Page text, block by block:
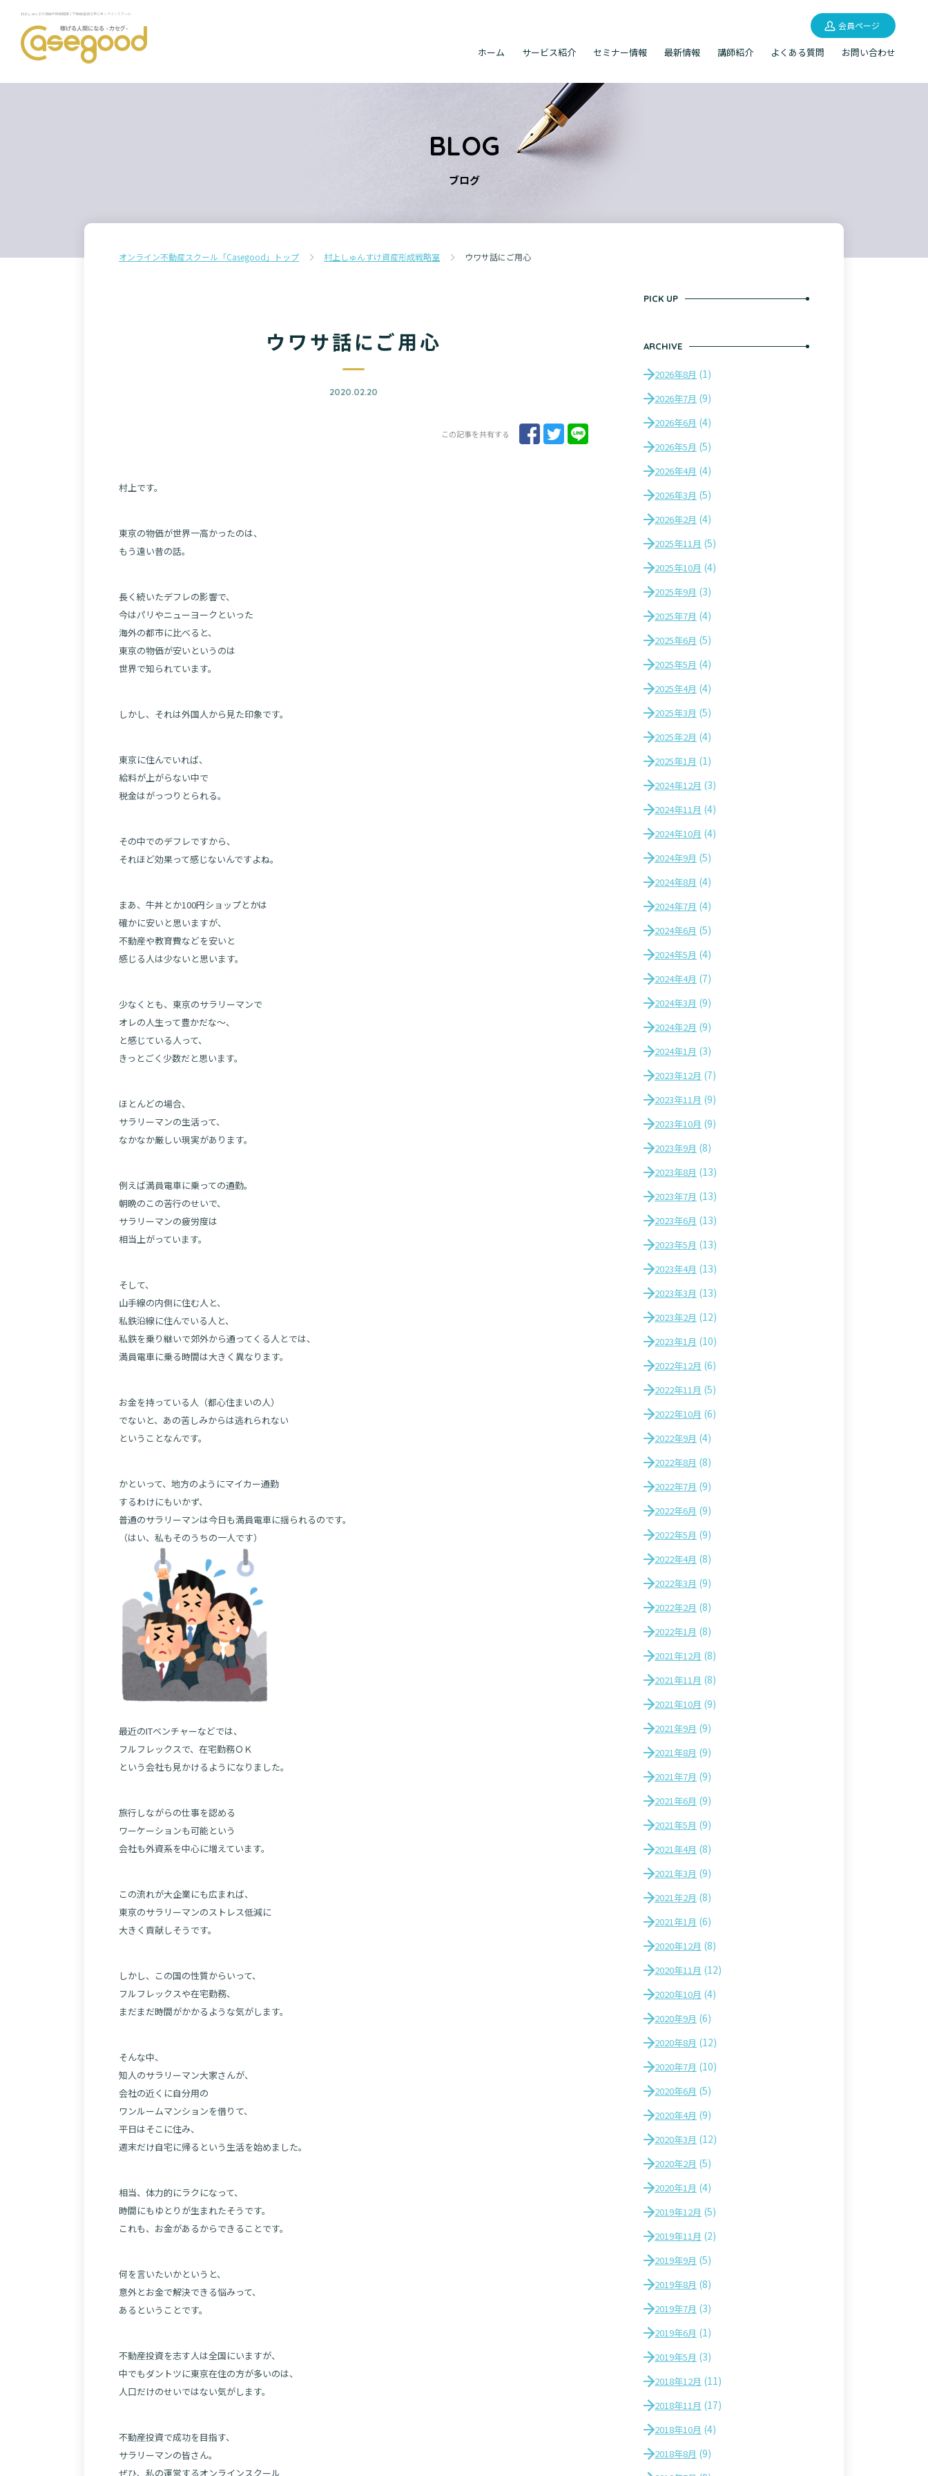
村上しゅんすけ資産形成戦略室｜不動産投資を学ぶオンラインスクール
会員ページ
ホーム サービス紹介 セミナー情報 最新情報 講師紹介 よくある質問 お問い合わせ
BLOG
ブログ
オンライン不動産スクール「Casegood」トップ 村上しゅんすけ資産形成戦略室 ウワサ話にご用心
ウワサ話にご用心
2020.02.20
この記事を共有する
村上です。
東京の物価が世界一高かったのは、
もう遠い昔の話。
長く続いたデフレの影響で、
今はパリやニューヨークといった
海外の都市に比べると、
東京の物価が安いというのは
世界で知られています。
しかし、それは外国人から見た印象です。
東京に住んでいれば、
給料が上がらない中で
税金はがっつりとられる。
その中でのデフレですから、
それほど効果って感じないんですよね。
まあ、牛丼とか100円ショップとかは
確かに安いと思いますが、
不動産や教育費などを安いと
感じる人は少ないと思います。
少なくとも、東京のサラリーマンで
オレの人生って豊かだな～、
と感じている人って、
きっとごく少数だと思います。
ほとんどの場合、
サラリーマンの生活って、
なかなか厳しい現実があります。
例えば満員電車に乗っての通勤。
朝晩のこの苦行のせいで、
サラリーマンの疲労度は
相当上がっています。
そして、
山手線の内側に住む人と、
私鉄沿線に住んでいる人と、
私鉄を乗り継いで郊外から通ってくる人とでは、
満員電車に乗る時間は大きく異なります。
お金を持っている人（都心住まいの人）
でないと、あの苦しみからは逃れられない
ということなんです。
かといって、地方のようにマイカー通勤
するわけにもいかず、
普通のサラリーマンは今日も満員電車に揺られるのです。
（はい、私もそのうちの一人です）
最近のITベンチャーなどでは、
フルフレックスで、在宅勤務ＯＫ
という会社も見かけるようになりました。
旅行しながらの仕事を認める
ワーケーションも可能という
会社も外資系を中心に増えています。
この流れが大企業にも広まれば、
東京のサラリーマンのストレス低減に
大きく貢献しそうです。
しかし、この国の性質からいって、
フルフレックスや在宅勤務、
まだまだ時間がかかるような気がします。
そんな中、
知人のサラリーマン大家さんが、
会社の近くに自分用の
ワンルームマンションを借りて、
平日はそこに住み、
週末だけ自宅に帰るという生活を始めました。
相当、体力的にラクになって、
時間にもゆとりが生まれたそうです。
これも、お金があるからできることです。
何を言いたいかというと、
意外とお金で解決できる悩みって、
あるということです。
不動産投資を志す人は全国にいますが、
中でもダントツに東京在住の方が多いのは、
人口だけのせいではない気がします。
不動産投資で成功を目指す、
サラリーマンの皆さん。
ぜひ、私の運営するオンラインスクール
PICK UP
ARCHIVE
2026年8月 (1)
2026年7月 (9)
2026年6月 (4)
2026年5月 (5)
2026年4月 (4)
2026年3月 (5)
2026年2月 (4)
2025年11月 (5)
2025年10月 (4)
2025年9月 (3)
2025年7月 (4)
2025年6月 (5)
2025年5月 (4)
2025年4月 (4)
2025年3月 (5)
2025年2月 (4)
2025年1月 (1)
2024年12月 (3)
2024年11月 (4)
2024年10月 (4)
2024年9月 (5)
2024年8月 (4)
2024年7月 (4)
2024年6月 (5)
2024年5月 (4)
2024年4月 (7)
2024年3月 (9)
2024年2月 (9)
2024年1月 (3)
2023年12月 (7)
2023年11月 (9)
2023年10月 (9)
2023年9月 (8)
2023年8月 (13)
2023年7月 (13)
2023年6月 (13)
2023年5月 (13)
2023年4月 (13)
2023年3月 (13)
2023年2月 (12)
2023年1月 (10)
2022年12月 (6)
2022年11月 (5)
2022年10月 (6)
2022年9月 (4)
2022年8月 (8)
2022年7月 (9)
2022年6月 (9)
2022年5月 (9)
2022年4月 (8)
2022年3月 (9)
2022年2月 (8)
2022年1月 (8)
2021年12月 (8)
2021年11月 (8)
2021年10月 (9)
2021年9月 (9)
2021年8月 (9)
2021年7月 (9)
2021年6月 (9)
2021年5月 (9)
2021年4月 (8)
2021年3月 (9)
2021年2月 (8)
2021年1月 (6)
2020年12月 (8)
2020年11月 (12)
2020年10月 (4)
2020年9月 (6)
2020年8月 (12)
2020年7月 (10)
2020年6月 (5)
2020年4月 (9)
2020年3月 (12)
2020年2月 (5)
2020年1月 (4)
2019年12月 (5)
2019年11月 (2)
2019年9月 (5)
2019年8月 (8)
2019年7月 (3)
2019年6月 (1)
2019年5月 (3)
2018年12月 (11)
2018年11月 (17)
2018年10月 (4)
2018年8月 (9)